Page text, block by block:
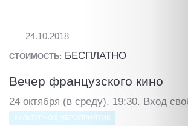
24.10.2018
СТОИМОСТЬ: БЕСПЛАТНО
Вечер французского кино
24 октября (в среду), 19:30. Вход
КУЛЬТУРНОЕ МЕРОПРИЯТИЕ